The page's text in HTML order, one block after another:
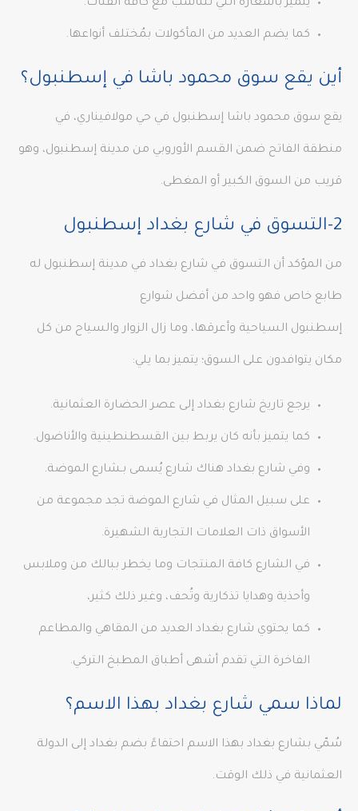
يتميز بأسعاره التي تتناسب مع كافة الفئات.
كما يضم العديد من المأكولات بمُختلف أنواعها.
أين يقع سوق محمود باشا في إسطنبول؟
يقع سوق محمود باشا إسطنبول في حي مولافيناري، في
منطقة الفاتح ضمن القسم الأوروبي من مدينة إسطنبول، وهو
قريب من السوق الكبير أو المغطى.
2-التسوق في شارع بغداد إسطنبول
من المؤكد أن التسوق في شارع بغداد في مدينة إسطنبول له
طابع خاص فهو واحد من أفضل شوارع
إسطنبول السياحية وأعرقها، وما زال الزوار والسياح من كل
مكان يتوافدون على السوق؛ يتميز بما يلي:
يرجع تاريخ شارع بغداد إلى عصر الحضارة العثمانية.
كما يتميز بأنه كان يربط بين القسطنطينية والأناضول.
وفي شارع بغداد هناك شارع يُسمى بـشارع الموضة.
على سبيل المثال في شارع الموضة تجد مجموعة من
الأسواق ذات العلامات التجارية الشهيرة.
في الشارع كافة المنتجات وما يخطر ببالك من وملابس
وأحذية وهدايا تذكارية وتُحف، وغير ذلك كثير،
كما يحتوي شارع بغداد العديد من المقاهي والمطاعم
الفاخرة التي تقدم أشهى أطباق المطبخ التركي.
لماذا سمي شارع بغداد بهذا الاسم؟
سُمّي بشارع بغداد بهذا الاسم احتفاءً بضم بغداد إلى الدولة
العثمانية في ذلك الوقت.